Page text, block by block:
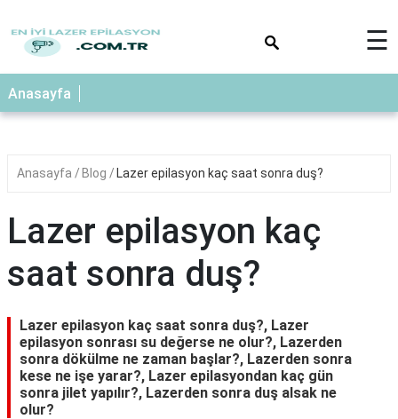
☰
Anasayfa
Anasayfa Blog Lazer epilasyon kaç saat sonra duş?
Lazer epilasyon kaç
saat sonra duş?
Lazer epilasyon kaç saat sonra duş?, Lazer
epilasyon sonrası su değerse ne olur?, Lazerden
sonra dökülme ne zaman başlar?, Lazerden sonra
kese ne işe yarar?, Lazer epilasyondan kaç gün
sonra jilet yapılır?, Lazerden sonra duş alsak ne
olur?